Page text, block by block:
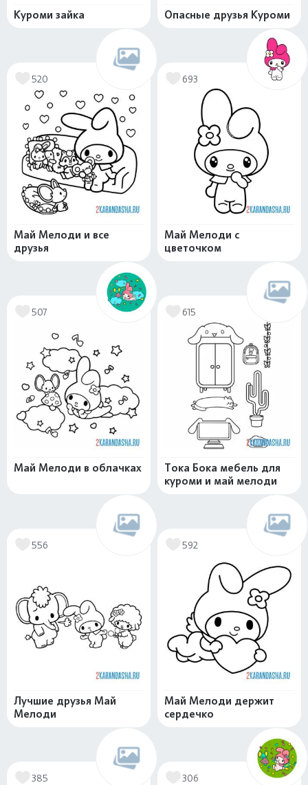
Куроми зайка Опасные друзья Куроми
520
Май Мелоди и все
друзья
693
Май Мелоди с
цветочком
507
Май Мелоди в облачках
615
Тока Бока мебель для
куроми и май мелоди
556
Лучшие друзья Май
Мелоди
592
Май Мелоди держит
сердечко
385 306